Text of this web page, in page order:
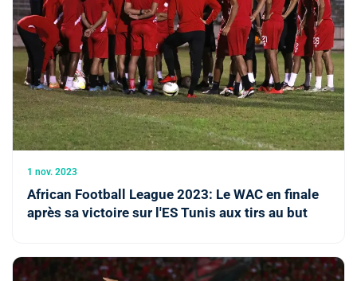
1 nov. 2023
African Football League 2023: Le WAC en finale
après sa victoire sur l'ES Tunis aux tirs au but